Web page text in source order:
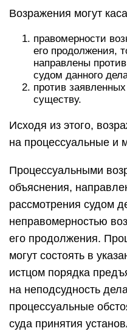
Возражения могут
правомерности
его продолжения,
направлены
судом данного
против
существу.
Исходя из этого,
на процессуальные и
Процессуальными
объяснения,
рассмотрения судом
неправомерностью
его продолжения.
могут состоять в
истцом порядка
на неподсудность
процессуальные
суда принятия